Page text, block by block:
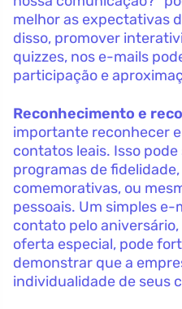
melhor as expectativas
disso, promover
quizzes, nos e-mails
participação e
Reconhecimento e
importante reconhecer
contatos leais. Isso
programas de
comemorativas, ou
pessoais. Um simples
contato pelo
oferta especial, pode
demonstrar que a
individualidade de seus